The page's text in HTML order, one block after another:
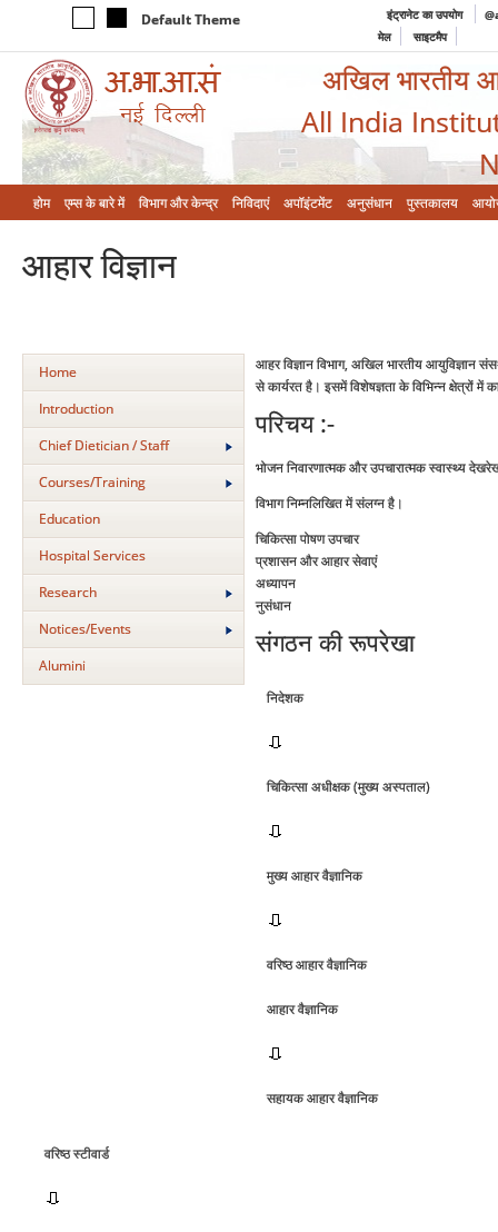
Default Theme इंट्रानेट का उपयोग
मेल
साइटमैप
अखिल भारतीय
All India
होम एम्‍स के बारे में विभाग और केन्‍द्र निविदाएं अपॉइंटमेंट अनुसंधान पुस्तकालय
आहार विज्ञान
Home
Introduction
Chief Dietician / Staff
Courses/Training
Education
Hospital Services
Research
Notices/Events
Alumini
आहर विज्ञान विभाग, अखिल भारतीय
से कार्यरत है। इसमें विशेषज्ञता के विभिन्‍न क्षेत्रों में
परिचय :-
भोजन निवारणात्‍मक और उपचारात्‍मक स्‍वास्‍थ्‍य
विभाग निम्‍नलिखित में संलग्‍न है।
चिकित्‍सा पोषण उपचार
प्रशासन और आहार सेवाएं
अध्‍यापन
नुसंधान
संगठन की रूपरेखा
निदेशक
चिकित्‍सा अधीक्षक (मुख्‍य अस्‍पताल)
मुख्‍य आहार वैज्ञानिक
वरिष्‍ठ आहार वैज्ञानिक
आहार वैज्ञानिक
सहायक आहार वैज्ञानिक
वरिष्‍ठ स्‍टीवार्ड